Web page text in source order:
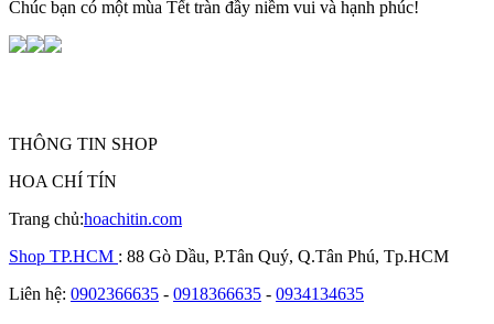
Chúc bạn có một mùa Tết tràn đầy niềm vui và hạnh phúc!
THÔNG TIN SHOP
HOA CHÍ TÍN
Trang chủ:hoachitin.com
Shop TP.HCM : 88 Gò Dầu, P.Tân Quý, Q.Tân Phú, Tp.HCM
Liên hệ: 0902366635 - 0918366635 - 0934134635